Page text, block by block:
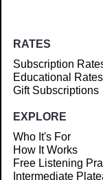
RATES
Subscription
Educational Rates
Gift Subscriptions
EXPLORE
Who It's For
How It Works
Free Listening
Intermediate